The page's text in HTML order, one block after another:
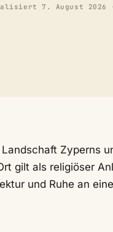
7. August 2026
Zyperns
gilt als religiöser
und Ruhe an